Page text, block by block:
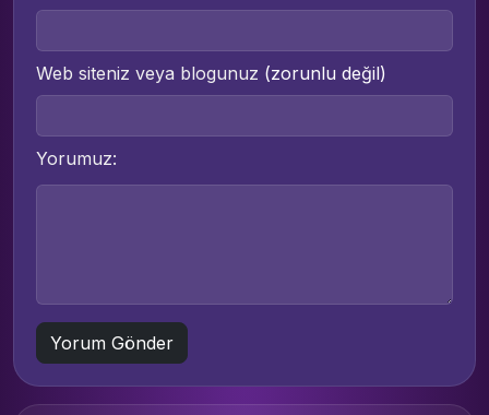
Web siteniz veya blogunuz (zorunlu değil)
Yorumuz: